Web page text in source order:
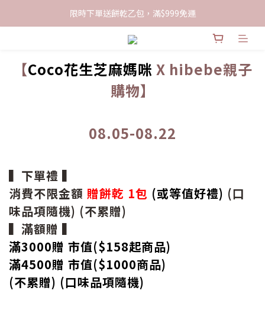
限時下單送餅乾乙包，滿$999免運
限時下單送餅乾乙包，滿$999免運
加入會員領100現折購物金
限時下單送餅乾乙包，滿$999免運
【Coco花生芝麻媽咪 X hibebe親子
購物】
08.05-08.22
▍下單禮 ▍
消費不限金額 贈餅乾 1包 (或等值好禮) (口
味品項隨機) (不累贈)
▍滿額贈 ▍
滿3000贈 市值($158起商品)
滿4500贈 市值($1000商品)
(不累贈) (口味品項隨機)